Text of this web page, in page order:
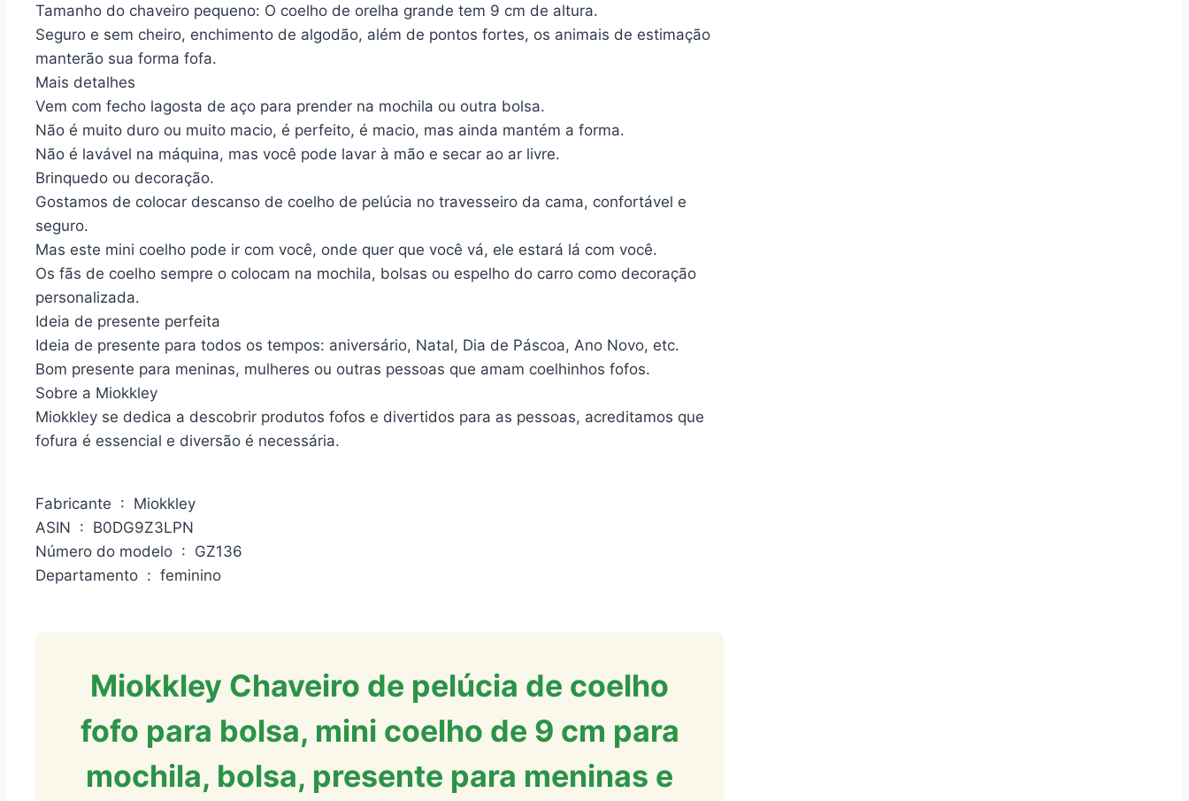
Tamanho do chaveiro pequeno: O coelho de orelha grande tem 9 cm de altura.
Seguro e sem cheiro, enchimento de algodão, além de pontos fortes, os animais de estimação
manterão sua forma fofa.
Mais detalhes
Vem com fecho lagosta de aço para prender na mochila ou outra bolsa.
Não é muito duro ou muito macio, é perfeito, é macio, mas ainda mantém a forma.
Não é lavável na máquina, mas você pode lavar à mão e secar ao ar livre.
Brinquedo ou decoração.
Gostamos de colocar descanso de coelho de pelúcia no travesseiro da cama, confortável e
seguro.
Mas este mini coelho pode ir com você, onde quer que você vá, ele estará lá com você.
Os fãs de coelho sempre o colocam na mochila, bolsas ou espelho do carro como decoração
personalizada.
Ideia de presente perfeita
Ideia de presente para todos os tempos: aniversário, Natal, Dia de Páscoa, Ano Novo, etc.
Bom presente para meninas, mulheres ou outras pessoas que amam coelhinhos fofos.
Sobre a Miokkley
Miokkley se dedica a descobrir produtos fofos e divertidos para as pessoas, acreditamos que
fofura é essencial e diversão é necessária.
Fabricante ‏ : ‎ Miokkley
ASIN ‏ : ‎ B0DG9Z3LPN
Número do modelo ‏ : ‎ GZ136
Departamento ‏ : ‎ feminino
Miokkley Chaveiro de pelúcia de coelho
fofo para bolsa, mini coelho de 9 cm para
mochila, bolsa, presente para meninas e